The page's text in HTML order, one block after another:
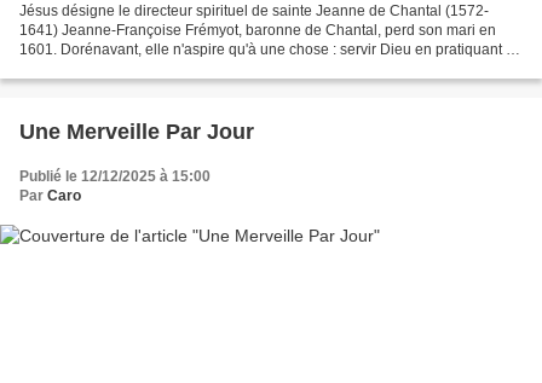
Jésus désigne le directeur spirituel de sainte Jeanne de Chantal (1572-
1641) Jeanne-Françoise Frémyot, baronne de Chantal, perd son mari en
1601. Dorénavant, elle n'aspire qu'à une chose : servir Dieu en pratiquant la
Une Merveille Par Jour
Publié le 12/12/2025 à 15:00
Par Caro